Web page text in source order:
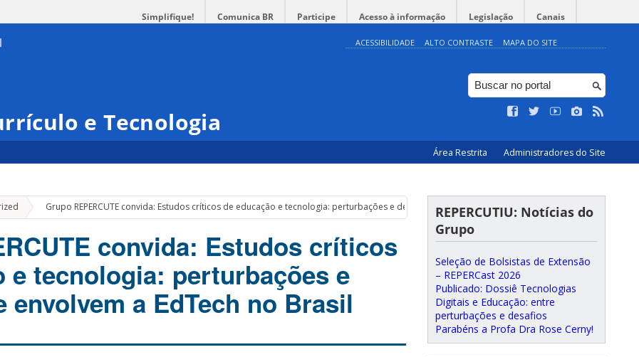
Simplifique! Comunica BR Participe Acesso à informação Legislação Canais
ACESSIBILIDADE ALTO CONTRASTE MAPA DO SITE
e Tecnologia
Área Restrita Administradores do Site
» Grupo REPERCUTE convida: Estudos críticos de educação e tecnologia: perturbações e desafios que envolvem a EdTech no Brasil
convida: Estudos críticos
e tecnologia: perturbações e
envolvem a EdTech no Brasil
REPERCUTIU: Notícias do
Grupo
Seleção de Bolsistas de Extensão
– REPERCast 2026
Publicado: Dossiê Tecnologias
Digitais e Educação: entre
perturbações e desafios
Parabéns a Profa Dra Rose Cerny!